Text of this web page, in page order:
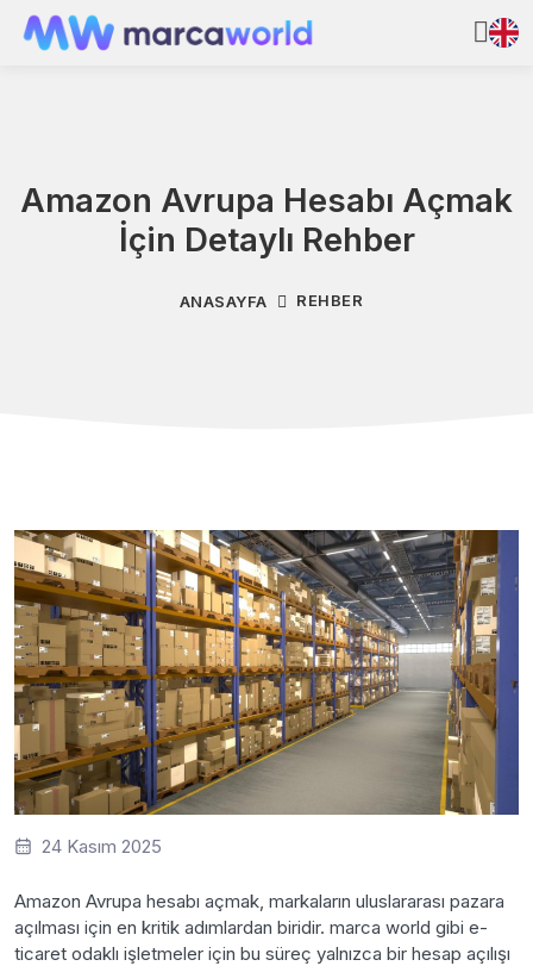
Amazon Avrupa Hesabı Açmak
İçin Detaylı Rehber
ANASAYFA REHBER
24 Kasım 2025
Amazon Avrupa hesabı açmak, markaların uluslararası pazara
açılması için en kritik adımlardan biridir. marca world gibi e-
ticaret odaklı işletmeler için bu süreç yalnızca bir hesap açılışı